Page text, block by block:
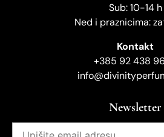
Sub: 10-14 h
Ned i praznicima:
Kontakt
+385 92 438
Newsletter